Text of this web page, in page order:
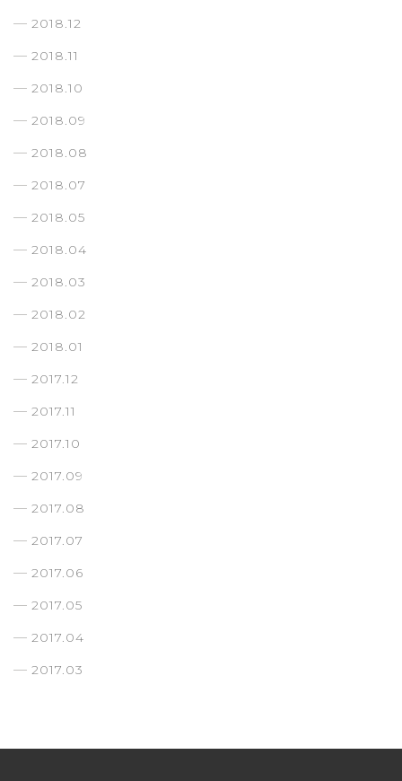
2018.12
2018.11
2018.10
2018.09
2018.08
2018.07
2018.05
2018.04
2018.03
2018.02
2018.01
2017.12
2017.11
2017.10
2017.09
2017.08
2017.07
2017.06
2017.05
2017.04
2017.03